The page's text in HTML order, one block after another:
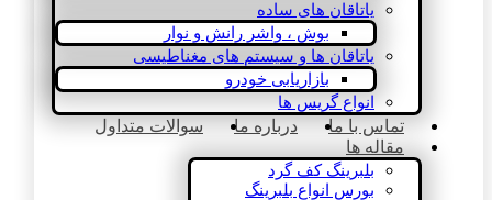
یاتاقان های ساده
بوش ، واشر رانش و نوار
یاتاقان ها و سیستم های مغناطیسی
بازاریابی خودرو
انواع گریس ها
تماس با ما درباره ما
سوالات متداول
مقاله ها
بلبرینگ کف گرد
بورس انواع بلبرینگ